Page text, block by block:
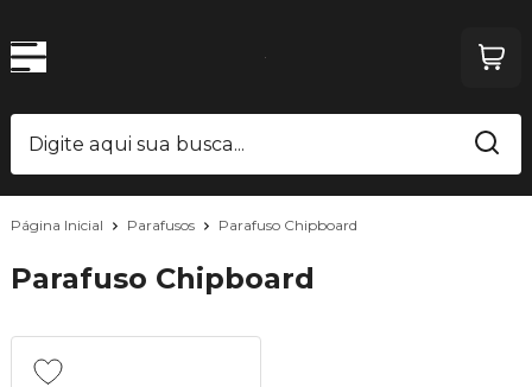
Página Inicial Parafusos Parafuso Chipboard
Parafuso Chipboard